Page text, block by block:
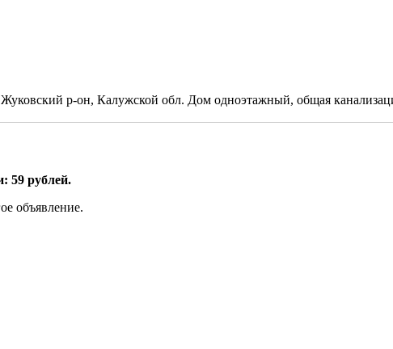
Жуковский р-он, Калужской обл. Дом одноэтажный, общая
59 рублей.
объявление.